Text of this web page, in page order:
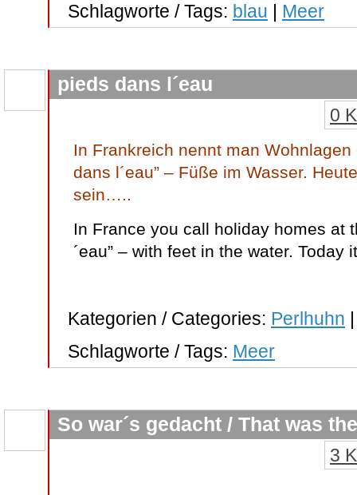
Schlagworte / Tags: blau | Meer
pieds dans l´eau
0
In Frankreich nennt man
dans l´eau” – Füße im Wasser.
sein…..
In France you call holiday homes at
´eau” – with feet in the water.
Kategorien / Categories: Perlhuhn
Schlagworte / Tags: Meer
So war´s gedacht / That was
3